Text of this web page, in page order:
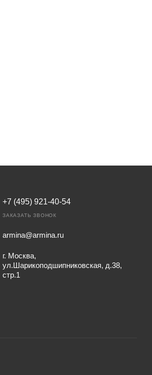
+7 (495) 921-40-54
ЗАКАЗАТЬ ЗВОНОК
armina@armina.ru
г. Москва,
ул.Шарикоподшипниковская, д.38,
стр.1